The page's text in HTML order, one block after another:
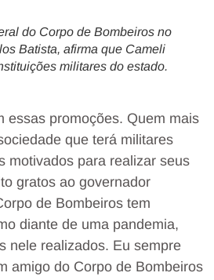
do Corpo de Bombeiros no
Batista, afirma que Cameli
militares do estado.
essas promoções. Quem mais
que terá militares
motivados para realizar seus
gratos ao governador
de Bombeiros tem
diante de uma pandemia,
nele realizados. Eu sempre
amigo do Corpo de Bombeiros